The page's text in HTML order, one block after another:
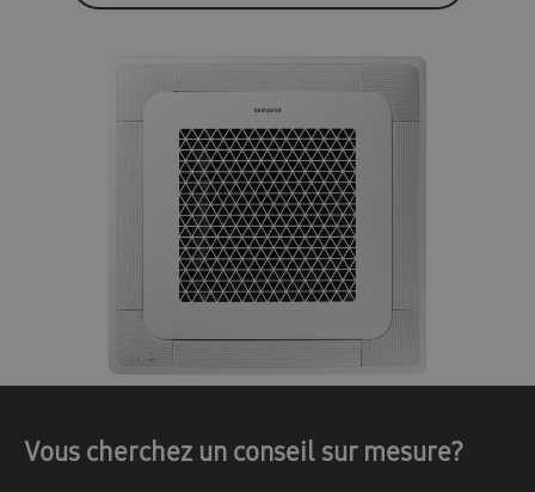
Vous cherchez un conseil sur mesure?